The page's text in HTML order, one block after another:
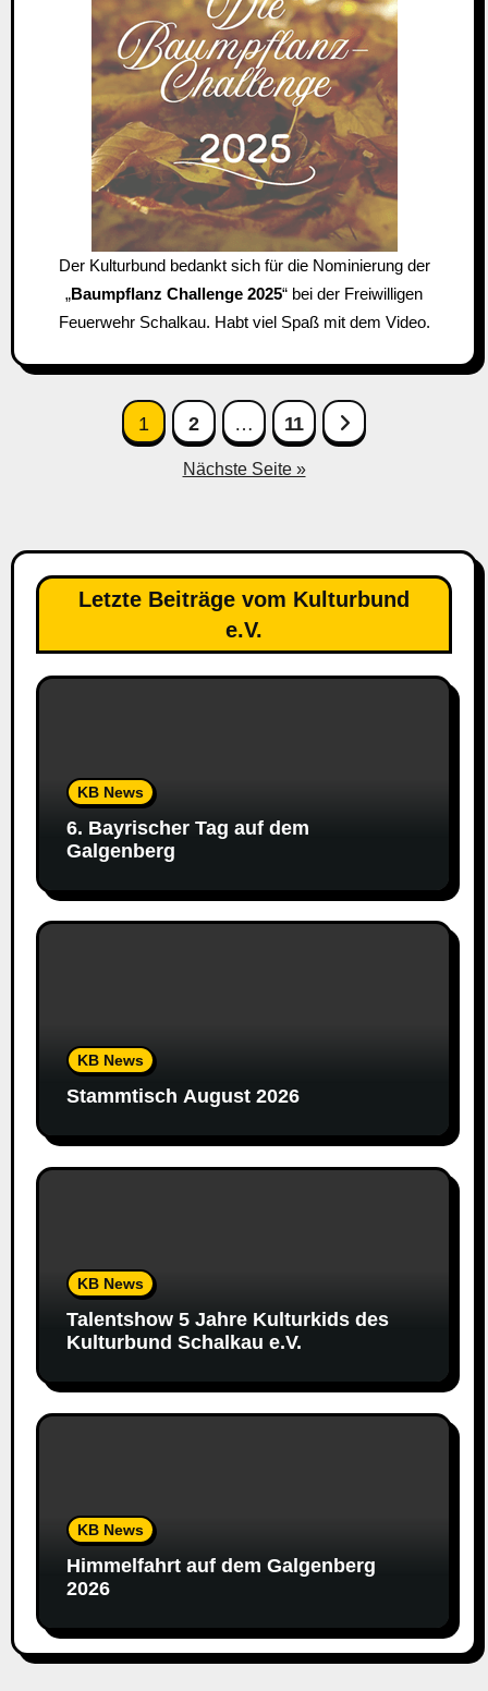
Der Kulturbund bedankt sich für die Nominierung der
„Baumpflanz Challenge 2025“ bei der Freiwilligen
Feuerwehr Schalkau. Habt viel Spaß mit dem Video.
Seitennummerierung
1 2 … 11
Nächste Seite »
Letzte Beiträge vom Kulturbund
e.V.
KB News
6. Bayrischer Tag auf dem
Galgenberg
KB News
Stammtisch August 2026
KB News
Talentshow 5 Jahre Kulturkids des
Kulturbund Schalkau e.V.
KB News
Himmelfahrt auf dem Galgenberg
2026